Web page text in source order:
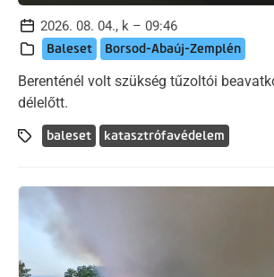
2026. 08. 04., k – 09:46
Baleset Borsod-Abaúj-Zemplén
Berenténél volt szükség tűzoltói
délelőtt.
baleset katasztrófavédelem